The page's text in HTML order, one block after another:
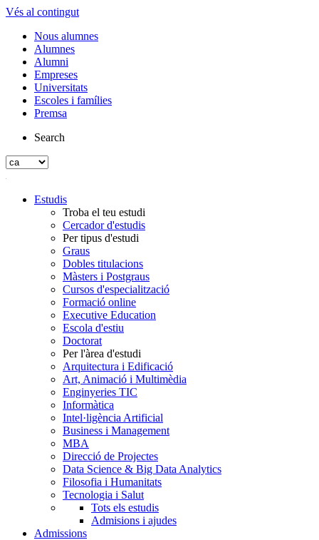
Vés al contingut
Nous alumnes
Alumnes
Alumni
Empreses
Universitats
Escoles i famílies
Premsa
Search
Estudis
Troba el teu estudi
Cercador d'estudis
Per tipus d'estudi
Graus
Dobles titulacions
Màsters i Postgraus
Cursos d'especialització
Formació online
Executive Education
Escola d'estiu
Doctorat
Per l'àrea d'estudi
Arquitectura i Edificació
Art, Animació i Multimèdia
Enginyeries TIC
Informàtica
Intel·ligència Artificial
Business i Management
MBA
Direcció de Projectes
Data Science & Big Data Analytics
Filosofia i Humanitats
Tecnologia i Salut
Tots els estudis
Admisions i ajudes
Admissions